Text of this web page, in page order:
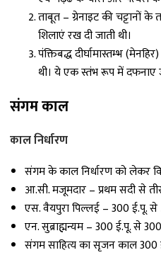
ताबूत – ग्रेनाइट की
शिलाएं रख दी जाती थी।
पंक्तिबद्ध दीर्घामास्तम्भ
थी। ये एक स्तंभ रूप में दफनाए
संगम काल
काल निर्धारण
संगम के काल निर्धारण को लेकर
आ.सी. मजूमदार – प्रथम सदी से
एस. वैयपुरा पिल्लई – 300 ई.पू.
एन. सुब्राह्मन्यम – 300 ई.पू. से
संगम साहित्य का सृजन काल 300